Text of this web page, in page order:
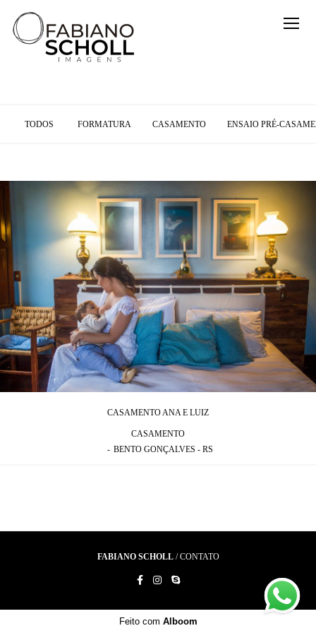
TODOS FORMATURA CASAMENTO ENSAIO PRÉ-
CASAMENTO ANA E LUIZ
CASAMENTO
BENTO GONÇALVES - RS
FABIANO SCHOLL/CONTATO
Feito com Alboom